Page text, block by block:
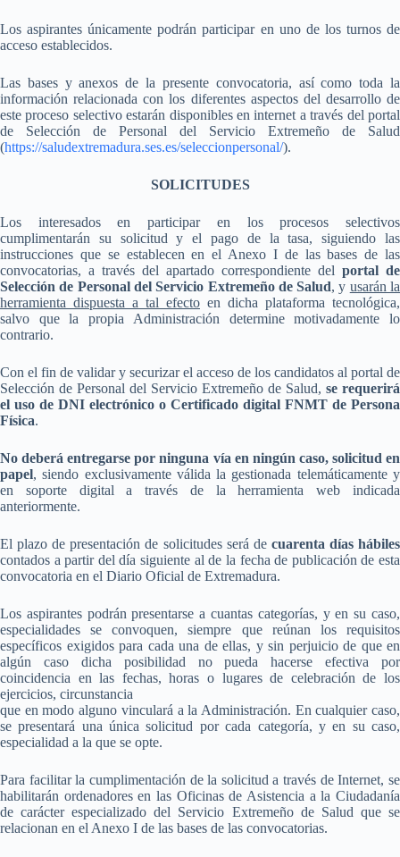
Los aspirantes únicamente podrán participar en uno de los turnos de
acceso establecidos.
Las bases y anexos de la presente convocatoria, así como toda la
información relacionada con los diferentes aspectos del desarrollo de
este proceso selectivo estarán disponibles en internet a través del portal
de Selección de Personal del Servicio Extremeño de Salud
(https://saludextremadura.ses.es/seleccionpersonal/).
SOLICITUDES
Los interesados en participar en los procesos selectivos
cumplimentarán su solicitud y el pago de la tasa, siguiendo las
instrucciones que se establecen en el Anexo I de las bases de las
convocatorias, a través del apartado correspondiente del portal de
Selección de Personal del Servicio Extremeño de Salud, y usarán la
herramienta dispuesta a tal efecto en dicha plataforma tecnológica,
salvo que la propia Administración determine motivadamente lo
contrario.
Con el fin de validar y securizar el acceso de los candidatos al portal de
Selección de Personal del Servicio Extremeño de Salud, se requerirá
el uso de DNI electrónico o Certificado digital FNMT de Persona
Física.
No deberá entregarse por ninguna vía en ningún caso, solicitud en
papel, siendo exclusivamente válida la gestionada telemáticamente y
en soporte digital a través de la herramienta web indicada
anteriormente.
El plazo de presentación de solicitudes será de cuarenta días hábiles
contados a partir del día siguiente al de la fecha de publicación de esta
convocatoria en el Diario Oficial de Extremadura.
Los aspirantes podrán presentarse a cuantas categorías, y en su caso,
especialidades se convoquen, siempre que reúnan los requisitos
específicos exigidos para cada una de ellas, y sin perjuicio de que en
algún caso dicha posibilidad no pueda hacerse efectiva por
coincidencia en las fechas, horas o lugares de celebración de los
ejercicios, circunstancia
que en modo alguno vinculará a la Administración. En cualquier caso,
se presentará una única solicitud por cada categoría, y en su caso,
especialidad a la que se opte.
Para facilitar la cumplimentación de la solicitud a través de Internet, se
habilitarán ordenadores en las Oficinas de Asistencia a la Ciudadanía
de carácter especializado del Servicio Extremeño de Salud que se
relacionan en el Anexo I de las bases de las convocatorias.